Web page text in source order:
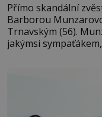
Přímo skandální
Barborou
Trnavským (56).
jakýmsi